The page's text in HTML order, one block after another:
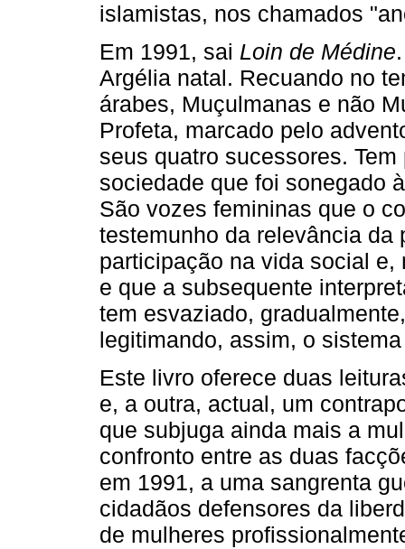
islamistas, nos chamados
Em 1991, sai Loin de Médine
Argélia natal. Recuando no
árabes, Muçulmanas e não
Profeta, marcado pelo
seus quatro sucessores.
sociedade que foi sonegado
São vozes femininas que o
testemunho da relevância da
participação na vida social
e que a subsequente
tem esvaziado,
legitimando, assim, o
Este livro oferece duas
e, a outra, actual, um
que subjuga ainda mais a
confronto entre as duas
em 1991, a uma sangrenta
cidadãos defensores da
de mulheres